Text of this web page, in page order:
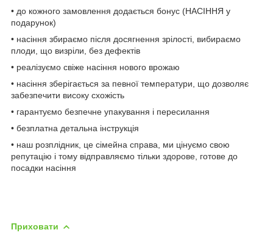
• до кожного замовлення додається бонус (НАСІННЯ у
подарунок)
• насіння збираємо після досягнення зрілості, вибираємо
плоди, що визріли, без дефектів
• реалізуємо свіже насіння нового врожаю
• насіння зберігається за певної температури, що дозволяє
забезпечити високу схожість
• гарантуємо безпечне упакування і пересилання
• безплатна детальна інструкція
• наш розплідник, це сімейна справа, ми цінуємо свою
репутацію і тому відправляємо тільки здорове, готове до
посадки насіння
Приховати